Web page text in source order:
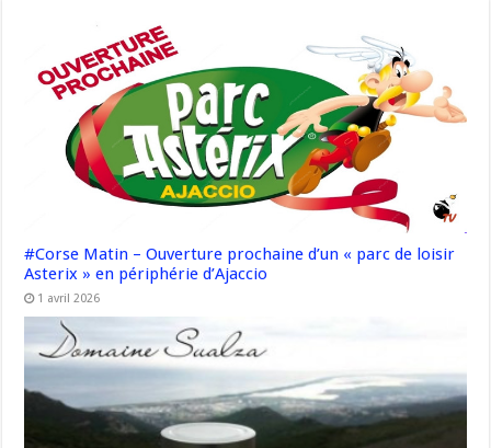
#Corse Matin – Ouverture prochaine d’un « parc de loisir
Asterix » en périphérie d’Ajaccio
1 avril 2026